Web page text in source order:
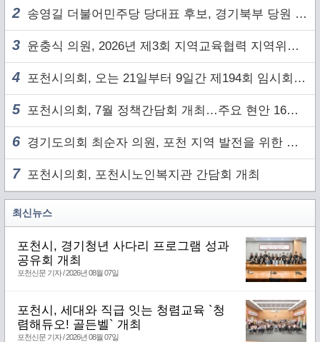
2 송영길 더불어민주당 당대표 후보, 경기북부 당원 및 2030 세대와 ‘소통 행보’
3 윤충식 의원, 2026년 제3회 지역교육협력 지역위원회 주재
4 포천시의회, 오는 21일부터 9일간 제194회 임시회 개회
5 포천시의회, 7월 정책간담회 개최…주요 현안 16건 점검
6 경기도의회 최순자 의원, 포천 지역 발전을 위한 정담회 개최
7포천시의회, 포천시노인복지관 간담회 개최
최신뉴스
포천시, 경기청년 사다리 프로그램 성과
공유회 개최
포천신문 기자 / 2026년 08월 07일
포천시, 세대와 직급 잇는 청렴교육 `청
렴해듀오! 골든벨` 개최
포천신문 기자 / 2026년 08월 07일